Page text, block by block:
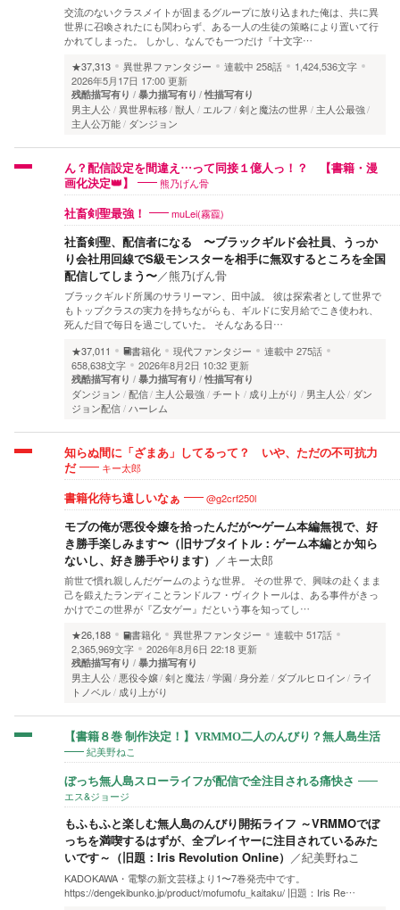
交流のないクラスメイトが固まるグループに放り込まれた俺は、共に異
世界に召喚されたにも関わらず、ある一人の生徒の策略により置いて行
かれてしまった。 しかし、なんでも一つだけ『十文字…
★37,313
異世界ファンタジー 連載中 258話
1,424,536文字
2026年5月17日 17:00 更新
残酷描写有り 暴力描写有り 性描写有り
男主人公 異世界転移 獣人 エルフ 剣と魔法の世界
主人公最強
主人公万能
ダンジョン
ん？配信設定を間違え…って同接１億人っ！？ 【書籍・漫
画化決定👑】
熊乃げん骨
社畜剣聖最強！ muLei(霧龗)
社畜剣聖、配信者になる 〜ブラックギルド会社員、うっか
り会社用回線でS級モンスターを相手に無双するところを全国
配信してしまう〜／熊乃げん骨
ブラックギルド所属のサラリーマン、田中誠。 彼は探索者として世界で
もトップクラスの実力を持ちながらも、ギルドに安月給でこき使われ、
死んだ目で毎日を過ごしていた。 そんなある日…
★37,011
書籍化 現代ファンタジー 連載中 275話
658,638文字
2026年8月2日 10:32 更新
残酷描写有り 暴力描写有り 性描写有り
ダンジョン 配信 主人公最強 チート 成り上がり 男主人公 ダン
ジョン配信 ハーレム
知らぬ間に「ざまあ」してるって？ いや、ただの不可抗力
だ
キー太郎
書籍化待ち遠しいなぁ @g2crf250l
モブの俺が悪役令嬢を拾ったんだが〜ゲーム本編無視で、好
き勝手楽しみます〜（旧サブタイトル：ゲーム本編とか知ら
ないし、好き勝手やります） ／キー太郎
前世で慣れ親しんだゲームのような世界。 その世界で、興味の赴くまま
己を鍛えたランディことランドルフ・ヴィクトールは、ある事件がきっ
かけでこの世界が『乙女ゲー』だという事を知ってし…
★26,188
書籍化 異世界ファンタジー 連載中 517話
2,365,969文字
2026年8月6日 22:18 更新
残酷描写有り 暴力描写有り
男主人公 悪役令嬢 剣と魔法 学園 身分差 ダブルヒロイン
ライ
トノベル
成り上がり
【書籍８巻 制作決定！】VRMMO二人のんびり？無人島生活
紀美野ねこ
ぼっち無人島スローライフが配信で全注目される痛快さ
エス&ジョージ
もふもふと楽しむ無人島のんびり開拓ライフ ～VRMMOでぼ
っちを満喫するはずが、全プレイヤーに注目されているみた
いです～（旧題：Iris Revolution Online） ／紀美野ねこ
KADOKAWA・電撃の新文芸様より1〜7巻発売中です。
https://dengekibunko.jp/product/mofumofu_kaitaku/ 旧題：Iris Re…